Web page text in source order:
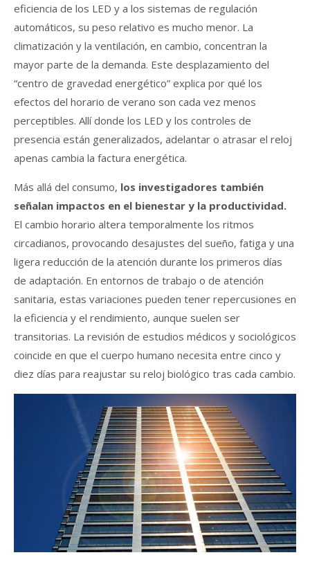
eficiencia de los LED y a los sistemas de regulación
automáticos, su peso relativo es mucho menor. La
climatización y la ventilación, en cambio, concentran la
mayor parte de la demanda. Este desplazamiento del
“centro de gravedad energético” explica por qué los
efectos del horario de verano son cada vez menos
perceptibles. Allí donde los LED y los controles de
presencia están generalizados, adelantar o atrasar el reloj
apenas cambia la factura energética.
Más allá del consumo, los investigadores también
señalan impactos en el bienestar y la productividad.
El cambio horario altera temporalmente los ritmos
circadianos, provocando desajustes del sueño, fatiga y una
ligera reducción de la atención durante los primeros días
de adaptación. En entornos de trabajo o de atención
sanitaria, estas variaciones pueden tener repercusiones en
la eficiencia y el rendimiento, aunque suelen ser
transitorias. La revisión de estudios médicos y sociológicos
coincide en que el cuerpo humano necesita entre cinco y
diez días para reajustar su reloj biológico tras cada cambio.